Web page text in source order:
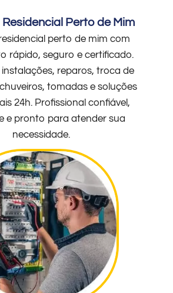
Perto de Mim
perto de mim com
rápido, seguro e certificado.
instalações, reparos, troca de
tomadas e soluções
24h. Profissional confiável,
e pronto para atender sua
necessidade.